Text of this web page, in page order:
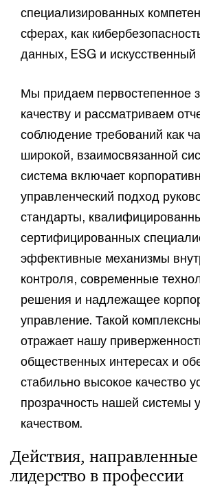
специализированных
сферах, как
данных, ESG и искусственный
Мы придаем первостепенное
качеству и рассматриваем
соблюдение требований как
широкой, взаимосвязанной
система включает
управленческий подход
стандарты,
сертифицированных
эффективные механизмы
контроля, современные
решения и надлежащее
управление. Такой
отражает нашу
общественных интересах и
стабильно высокое качество
прозрачность нашей системы
качеством.
Действия,
лидерство в профессии